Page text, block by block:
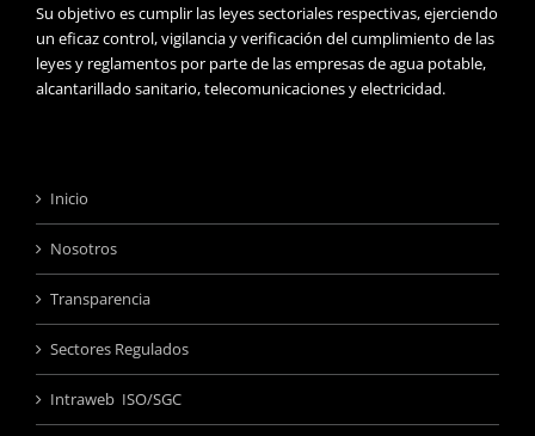
Su objetivo es cumplir las leyes sectoriales respectivas, ejerciendo
un eficaz control, vigilancia y verificación del cumplimiento de las
leyes y reglamentos por parte de las empresas de agua potable,
alcantarillado sanitario, telecomunicaciones y electricidad.
Inicio
Nosotros
Transparencia
Sectores Regulados
Intraweb ISO/SGC